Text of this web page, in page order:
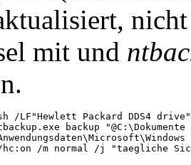
mit und
LF"Hewlett Packard DDS4 drive"
backup